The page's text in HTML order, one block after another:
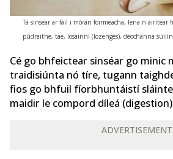
Tá sinséar ar fáil i mórán foirmeacha, lena n-áirítear
púdraithe, tae, losainní (lozenges), deochanna
Cé go bhfeictear sinséar go minic
traidisiúnta nó tíre, tugann
fios go bhfuil fíorbhuntáistí
maidir le compord díleá
ADVERTISEMENT